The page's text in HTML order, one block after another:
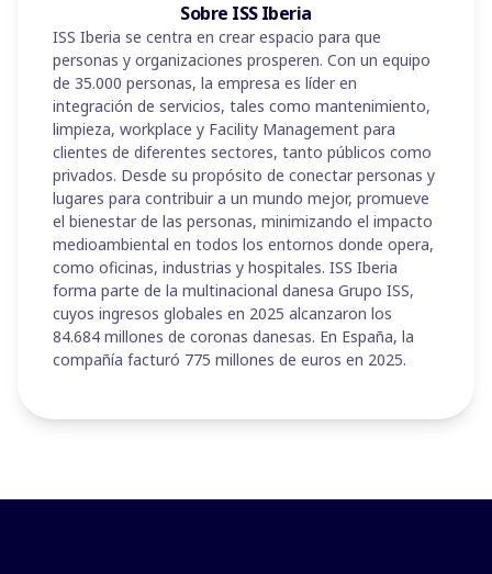
Sobre ISS Iberia
ISS Iberia se centra en crear espacio para que
personas y organizaciones prosperen. Con un equipo
de 35.000 personas, la empresa es líder en
integración de servicios, tales como mantenimiento,
limpieza, workplace y Facility Management para
clientes de diferentes sectores, tanto públicos como
privados. Desde su propósito de conectar personas y
lugares para contribuir a un mundo mejor, promueve
el bienestar de las personas, minimizando el impacto
medioambiental en todos los entornos donde opera,
como oficinas, industrias y hospitales. ISS Iberia
forma parte de la multinacional danesa Grupo ISS,
cuyos ingresos globales en 2025 alcanzaron los
84.684 millones de coronas danesas. En España, la
compañía facturó 775 millones de euros en 2025.